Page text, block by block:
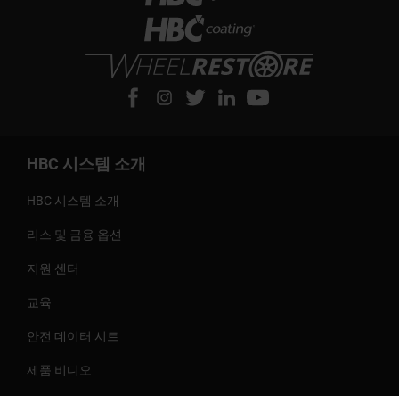
HBC 시스템 소개
HBC 시스템 소개
리스 및 금융 옵션
지원 센터
교육
안전 데이터 시트
제품 비디오